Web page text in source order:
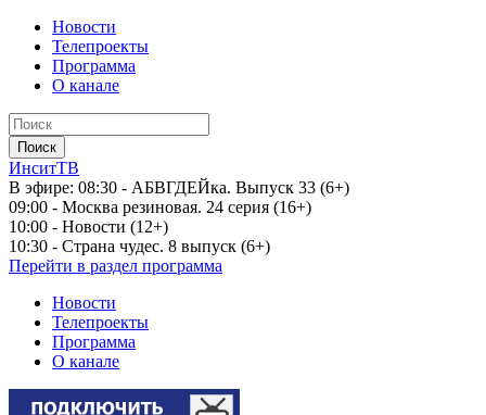
Новости
Телепроекты
Программа
О канале
ИнситТВ
В эфире: 08:30 - АБВГДЕЙка. Выпуск 33 (6+)
09:00 - Москва резиновая. 24 серия (16+)
10:00 - Новости (12+)
10:30 - Страна чудес. 8 выпуск (6+)
Перейти в раздел программа
Новости
Телепроекты
Программа
О канале